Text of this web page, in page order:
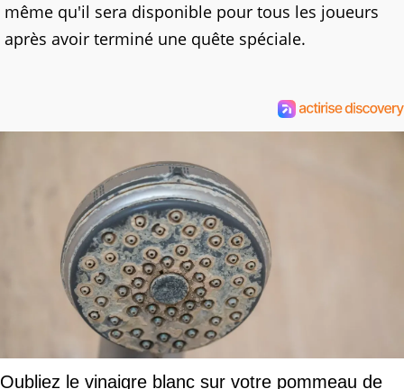
même qu'il sera disponible pour tous les joueurs
après avoir terminé une quête spéciale.
Oubliez le vinaigre blanc sur votre pommeau de